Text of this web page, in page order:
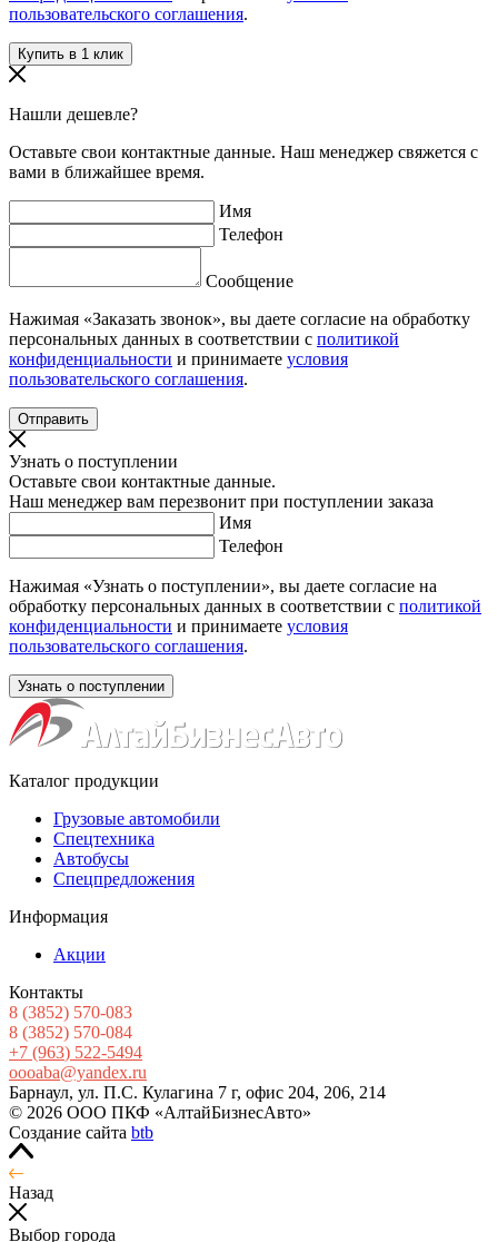
пользовательского соглашения.
Нашли дешевле?
Оставьте свои контактные данные. Наш менеджер свяжется с
вами в ближайшее время.
Имя
Телефон
Сообщение
Нажимая «Заказать звонок», вы даете согласие на обработку
персональных данных в соответствии с политикой
конфиденциальности и принимаете условия
пользовательского соглашения.
Узнать о поступлении
Оставьте свои контактные данные.
Наш менеджер вам перезвонит при поступлении заказа
Имя
Телефон
Нажимая «Узнать о поступлении», вы даете согласие на
обработку персональных данных в соответствии с политикой
конфиденциальности и принимаете условия
пользовательского соглашения.
Каталог продукции
Грузовые автомобили
Спецтехника
Автобусы
Спецпредложения
Информация
Акции
Контакты
8 (3852) 570-083
8 (3852) 570-084
+7 (963) 522-5494
oooaba@yandex.ru
Барнаул, ул. П.С. Кулагина 7 г, офис 204, 206, 214
© 2026 ООО ПКФ «АлтайБизнесАвто»
Создание сайта btb
Назад
Выбор города